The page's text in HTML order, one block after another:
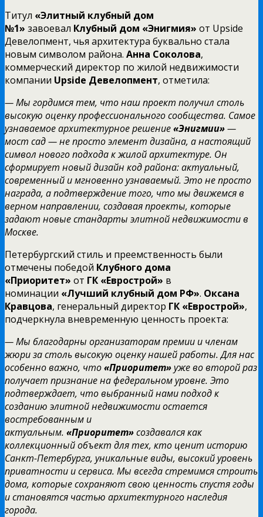
Титул «Элитный клубный дом
№1» завоевал Клубный дом «Энигмия» от Upside
Девелопмент, чья архитектура буквально стала
новым символом района. Анна Соколова,
коммерческий директор по жилой недвижимости
компании Upside Девелопмент, отметила:
— Мы гордимся тем, что наш проект получил столь
высокую оценку профессионального сообщества. Самое
узнаваемое архитектурное решение«Энигмии»—
мост сад — не просто элемент дизайна, а настоящий
символ нового подхода к жилой архитектуре. Он
сформирует новый дизайн код района: актуальный,
современный и мгновенно узнаваемый. Это не просто
награда, а подтверждение того, что мы движемся в
верном направлении, создавая проекты, которые
задают новые стандарты элитной недвижимости в
Москве.
Петербургский стиль и преемственность были
отмечены победой Клубного дома
«Приоритет» от ГК «Еврострой» в
номинации «Лучший клубный дом РФ». Оксана
Кравцова, генеральный директор ГК «Еврострой»,
подчеркнула вневременную ценность проекта:
— Мы благодарны организаторам премии и членам
жюри за столь высокую оценку нашей работы. Для нас
особенно важно, что«Приоритет»уже во второй раз
получает признание на федеральном уровне. Это
подтверждает, что выбранный нами подход к
созданию элитной недвижимости остается
востребованным и
актуальным. «Приоритет»создавался как
коллекционный объект для тех, кто ценит историю
Санкт-Петербурга, уникальные виды, высокий уровень
приватности и сервиса. Мы всегда стремимся строить
дома, которые сохраняют свою ценность спустя годы
и становятся частью архитектурного наследия
города.